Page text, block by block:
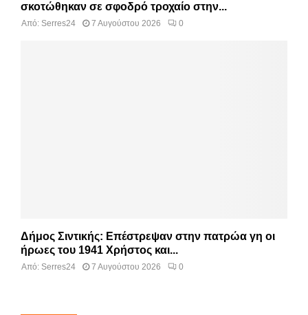
σκοτώθηκαν σε σφοδρό τροχαίο στην...
Από: Serres24 7 Αυγούστου 2026 0
Δήμος Σιντικής: Επέστρεψαν στην πατρώα γη οι
ήρωες του 1941 Χρήστος και...
Από: Serres24 7 Αυγούστου 2026 0